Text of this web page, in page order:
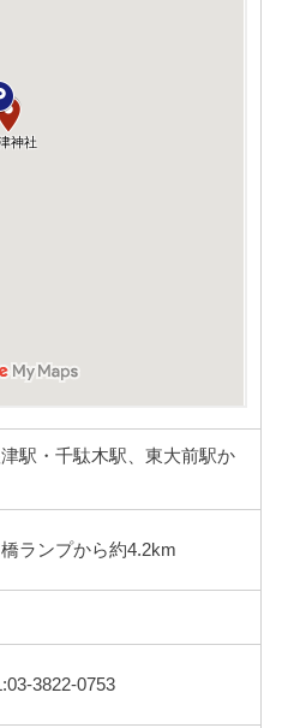
駅・千駄木駅、東大前駅か
ランプから約4.2km
3822-0753